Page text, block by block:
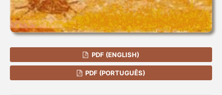
PDF (ENGLISH)
PDF (PORTUGUÊS)